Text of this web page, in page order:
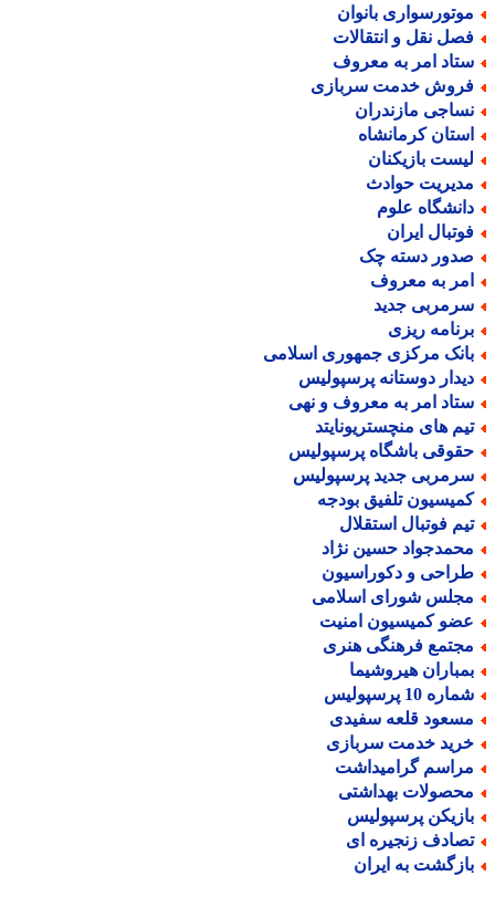
بانوان
نقل و انتقالات
امر به معروف
خدمت سربازی
مازندران
کرمانشاه
بازیکنان
حوادث
علوم
ایران
دسته چک
به معروف
جدید
ریزی
مرکزی جمهوری اسلامی
دوستانه پرسپولیس
امر به معروف و نهی
های منچستریونایتد
باشگاه پرسپولیس
جدید پرسپولیس
تلفیق بودجه
فوتبال استقلال
حسین نژاد
و دکوراسیون
شورای اسلامی
کمیسیون امنیت
فرهنگی هنری
هیروشیما
10 پرسپولیس
قلعه سفیدی
خدمت سربازی
گرامیداشت
بهداشتی
پرسپولیس
زنجیره ای
به ایران